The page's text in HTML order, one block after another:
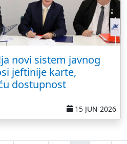
novi sistem javnog
jeftinije karte,
dostupnost
15 JUN 2026